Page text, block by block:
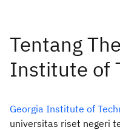
Georgia Institute of
universitas riset negeri